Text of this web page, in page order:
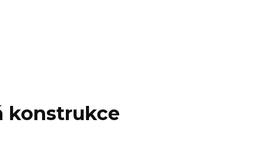
konstrukce